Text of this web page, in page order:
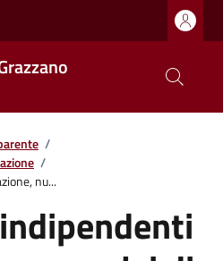
/
/
nu...